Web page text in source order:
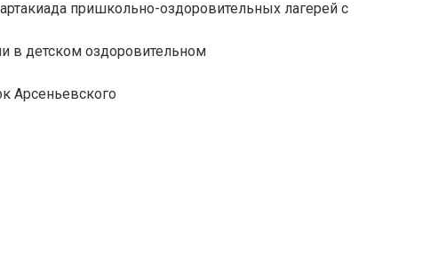
пришкольно-оздоровительных лагерей с
в детском оздоровительном
Арсеньевского